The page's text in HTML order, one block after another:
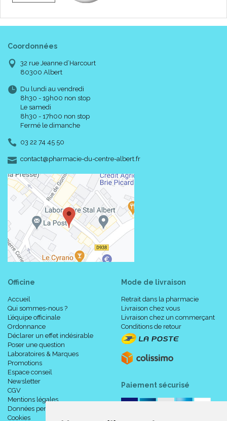
Coordonnées
32 rue Jeanne d’Harcourt
80300 Albert
Du lundi au vendredi
8h30 - 19h00 non stop
Le samedi
8h30 - 17h00 non stop
Fermé le dimanche
03 22 74 45 50
contact-
@-
pharmacie-du-centre-albert.fr
Officine
Accueil
Qui sommes-nous ?
L’équipe officinale
Ordonnance
Déclarer un effet indésirable
Poser une question
Laboratoires & Marques
Promotions
Espace conseil
Newsletter
CGV
Mentions légales
Données personnelles
Cookies
Mode de livraison
Retrait dans la pharmacie
Livraison chez vous
Livraison chez un commerçant
Conditions de retour
Paiement sécurisé